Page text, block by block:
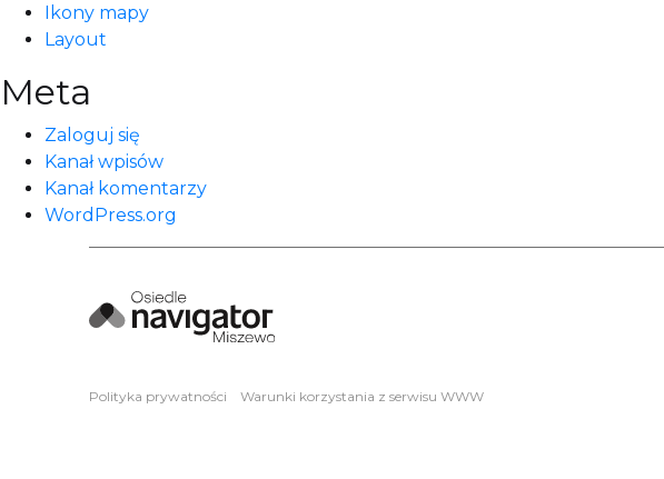
Ikony mapy
Layout
Meta
Zaloguj się
Kanał wpisów
Kanał komentarzy
WordPress.org
Polityka prywatności Warunki korzystania z serwisu WWW